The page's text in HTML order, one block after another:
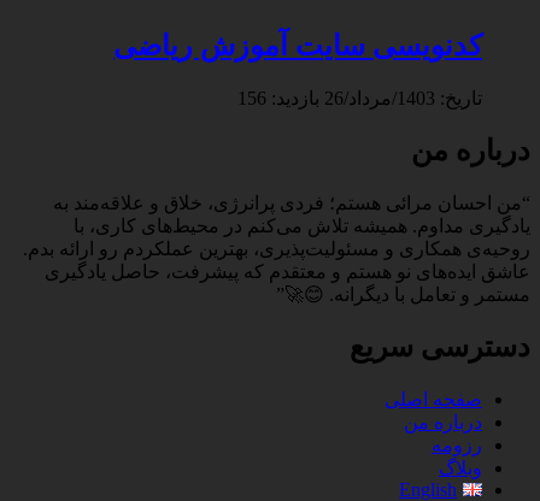
کدنویسی سایت آموزش ریاضی
تاریخ: 1403/مرداد/26 بازدید: 156
درباره من
“من احسان مرائی هستم؛ فردی پرانرژی، خلاق و علاقه‌مند به
یادگیری مداوم. همیشه تلاش می‌کنم در محیط‌های کاری، با
روحیه‌ی همکاری و مسئولیت‌پذیری، بهترین عملکردم رو ارائه بدم.
عاشق ایده‌های نو هستم و معتقدم که پیشرفت، حاصل یادگیری
مستمر و تعامل با دیگرانه. 😊🚀”
دسترسی سریع
صفحه اصلی
درباره من
رزومه
وبلاگ
English